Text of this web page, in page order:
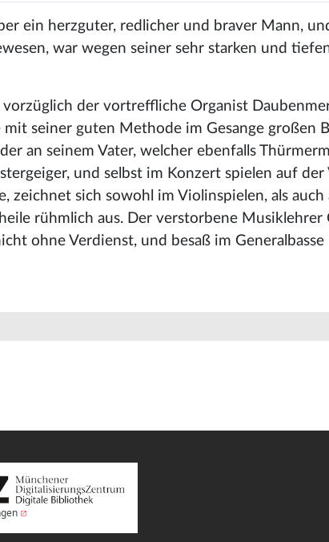
ein herzguter, redlicher und braver Mann,
war wegen seiner sehr starken und
der vortreffliche Organist
mit seiner guten Methode im Gesange großen
an seinem Vater, welcher ebenfalls
und selbst im Konzert spielen auf der
zeichnet sich sowohl im Violinspielen, als auch
rühmlich aus. Der verstorbene Musiklehrer
ohne Verdienst, und besaß im Generalbasse